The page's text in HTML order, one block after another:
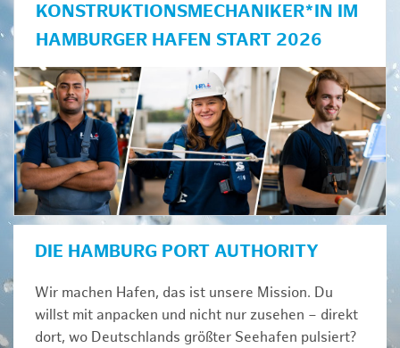
KONSTRUKTIONSMECHANIKER*IN IM
HAMBURGER HAFEN START 2026
DIE HAMBURG PORT AUTHORITY
Wir machen Hafen, das ist unsere Mission. Du
willst mit anpacken und nicht nur zusehen – direkt
dort, wo Deutschlands größter Seehafen pulsiert?